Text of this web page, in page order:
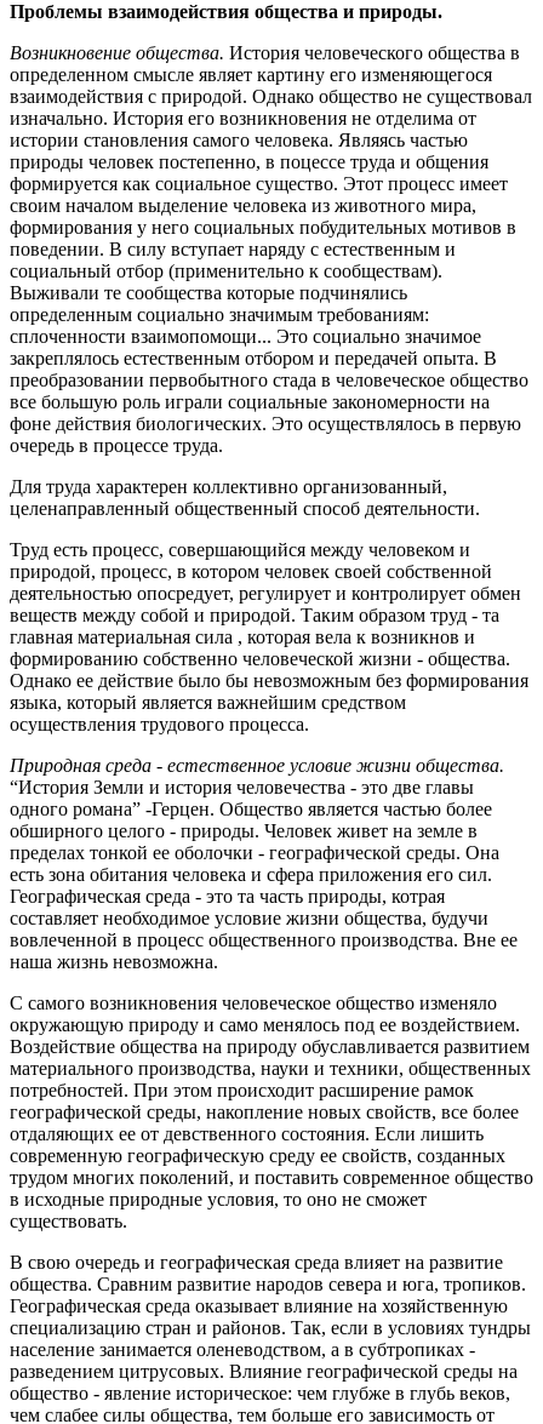
Проблемы взаимодействия общества и природы.
Возникновение общества. История человеческого общества в
определенном смысле являет картину его изменяющегося
взаимодействия с природой. Однако общество не существовал
изначально. История его возникновения не отделима от
истории становления самого человека. Являясь частью
природы человек постепенно, в поцессе труда и общения
формируется как социальное существо. Этот процесс имеет
своим началом выделение человека из животного мира,
формирования у него социальных побудительных мотивов в
поведении. В силу вступает наряду с естественным и
социальный отбор (применительно к сообществам).
Выживали те сообщества которые подчинялись
определенным социально значимым требованиям:
сплоченности взаимопомощи... Это социально значимое
закреплялось естественным отбором и передачей опыта. В
преобразовании первобытного стада в человеческое общество
все большую роль играли социальные закономерности на
фоне действия биологических. Это осуществлялось в первую
очередь в процессе труда.
Для труда характерен коллективно организованный,
целенаправленный общественный способ деятельности.
Труд есть процесс, совершающийся между человеком и
природой, процесс, в котором человек своей собственной
деятельностью опосредует, регулирует и контролирует обмен
веществ между собой и природой. Таким образом труд - та
главная материальная сила , которая вела к возникнов и
формированию собственно человеческой жизни - общества.
Однако ее действие было бы невозможным без формирования
языка, который является важнейшим средством
осуществления трудового процесса.
Природная среда - естественное условие жизни общества.
“История Земли и история человечества - это две главы
одного романа” -Герцен. Общество является частью более
обширного целого - природы. Человек живет на земле в
пределах тонкой ее оболочки - географической среды. Она
есть зона обитания человека и сфера приложения его сил.
Географическая среда - это та часть природы, котрая
составляет необходимое условие жизни общества, будучи
вовлеченной в процесс общественного производства. Вне ее
наша жизнь невозможна.
С самого возникновения человеческое общество изменяло
окружающую природу и само менялось под ее воздействием.
Воздействие общества на природу обуславливается развитием
материального производства, науки и техники, общественных
потребностей. При этом происходит расширение рамок
географической среды, накопление новых свойств, все более
отдаляющих ее от девственного состояния. Если лишить
современную географическую среду ее свойств, созданных
трудом многих поколений, и поставить современное общество
в исходные природные условия, то оно не сможет
существовать.
В свою очередь и географическая среда влияет на развитие
общества. Сравним развитие народов севера и юга, тропиков.
Географическая среда оказывает влияние на хозяйственную
специализацию стран и районов. Так, если в условиях тундры
население занимается оленеводством, а в субтропиках -
разведением цитрусовых. Влияние географической среды на
общество - явление историческое: чем глубже в глубь веков,
чем слабее силы общества, тем больше его зависимость от